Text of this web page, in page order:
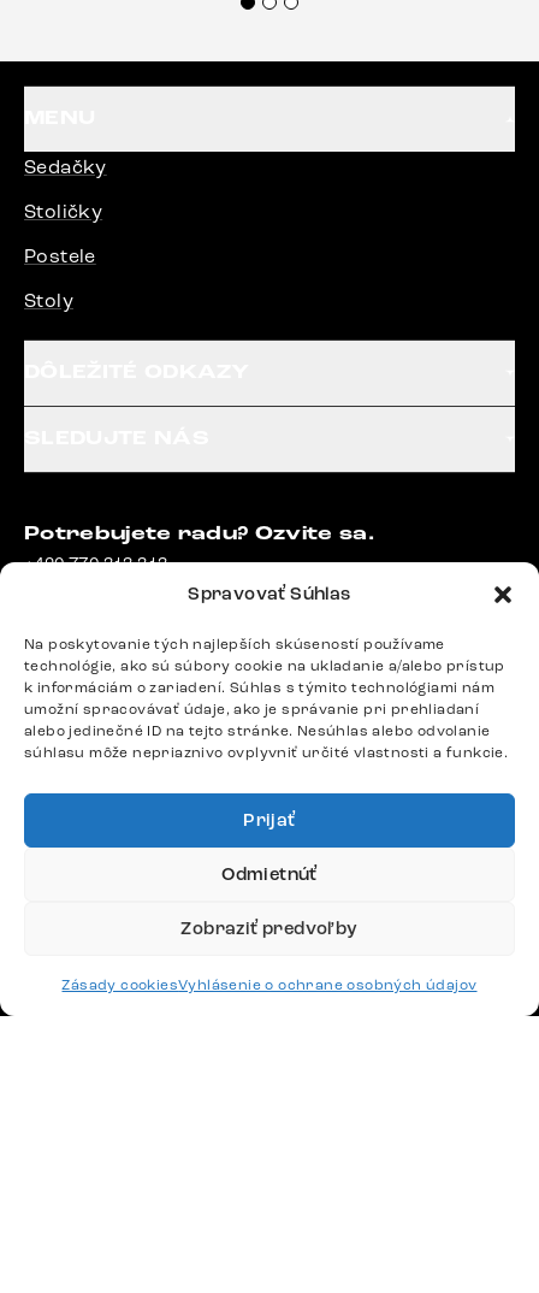
Spravovať Súhlas
Na poskytovanie tých najlepších skúseností používame
technológie, ako sú súbory cookie na ukladanie a/alebo prístup
k informáciám o zariadení. Súhlas s týmito technológiami nám
umožní spracovávať údaje, ako je správanie pri prehliadaní
alebo jedinečné ID na tejto stránke. Nesúhlas alebo odvolanie
súhlasu môže nepriaznivo ovplyvniť určité vlastnosti a funkcie.
Prijať
Odmietnúť
Zobraziť predvoľby
Zásady cookiesVyhlásenie o ochrane osobných údajov
Sedačky
Stoličky
Postele
Stoly
Potrebujete radu? Ozvite sa.
+420 770 313 313
Po – Pia: 9:00 – 17:00
Odpovedáme do 24 hodín.
Google recenzie
4,8